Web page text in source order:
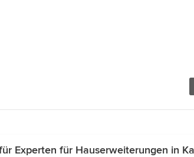
Experten für Hauserweiterungen in